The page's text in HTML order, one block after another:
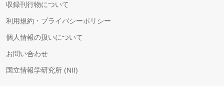
収録刊行物について
利用規約・プライバシーポリシー
個人情報の扱いについて
お問い合わせ
国立情報学研究所 (NII)